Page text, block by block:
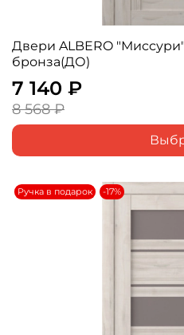
Двери ALBERO
бронза(ДО)
7 140 ₽
8 568 ₽
Ручка в подарок -17%